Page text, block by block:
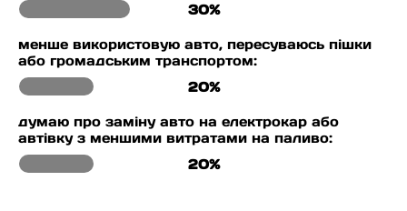
30%
менше використовую авто, пересуваюсь пішки
або громадським транспортом:
20%
думаю про заміну авто на електрокар або
автівку з меншими витратами на паливо:
20%